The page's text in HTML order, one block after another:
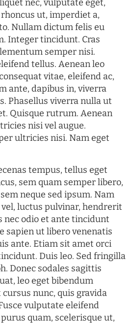
nec, vulputate eget,
ut, imperdiet a,
Nullam dictum felis eu
Integer tincidunt. Cras
semper nisi.
tellus. Aenean leo
vitae, eleifend ac,
ante, dapibus in, viverra
Phasellus viverra nulla ut
Quisque rutrum. Aenean
nisi vel augue.
ultricies nisi. Nam eget
tempus, tellus eget
sem quam semper libero,
neque sed ipsum. Nam
luctus pulvinar, hendrerit
nec odio et ante tincidunt
sapien ut libero venenatis
ante. Etiam sit amet orci
Duis leo. Sed fringilla
Donec sodales sagittis
leo eget bibendum
cursus nunc, quis gravida
vulputate eleifend
quam, scelerisque ut,